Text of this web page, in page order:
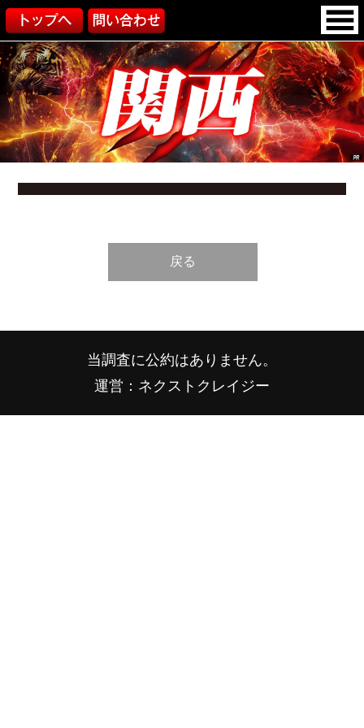
戻る
当調査に公約はありません。
運営：ネクストクレイジー